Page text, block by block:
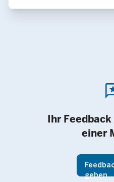
Ihr
einer
geben